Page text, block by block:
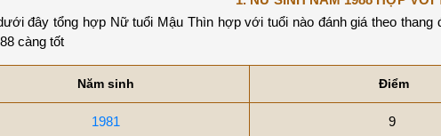
đây tổng hợp Nữ tuổi Mậu Thìn hợp với tuổi nào đánh giá theo
càng tốt
Năm sinh Điểm
1981 9